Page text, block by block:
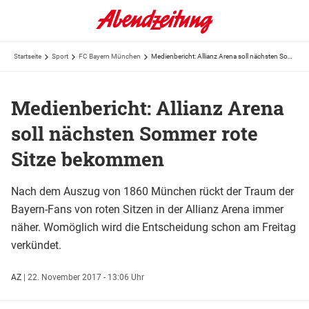
Startseite Sport FC Bayern München
Medienbericht: Allianz Arena
soll nächsten Sommer rote
Sitze bekommen
Nach dem Auszug von 1860 München rückt der Traum der
Bayern-Fans von roten Sitzen in der Allianz Arena immer
näher. Womöglich wird die Entscheidung schon am Freitag
verkündet.
AZ | 22. November 2017 - 13:06 Uhr